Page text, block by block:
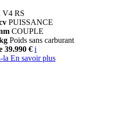
V4 RS
PUISSANCE
COUPLE
Poids sans carburant
39.990 € i
la En savoir plus